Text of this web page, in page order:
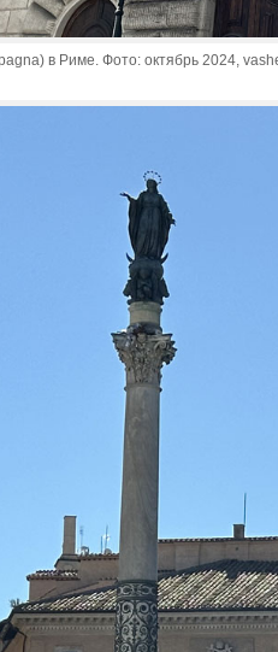
в Риме. Фото: октябрь 2024,